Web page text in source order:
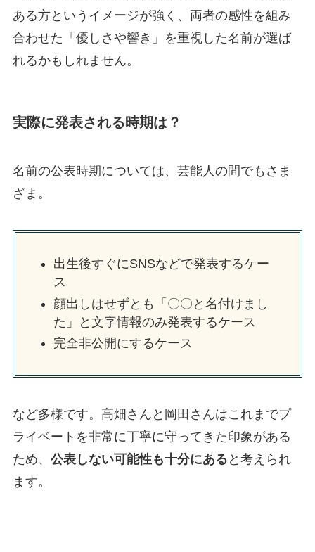
ある方というイメージが強く、両者の感性を組み
合わせた「優しさや響き」を重視した名前が選ば
れるかもしれません。
実際に発表される時期は？
名前の公表時期については、芸能人の間でもさま
ざま。
出生後すぐにSNSなどで発表するケー
ス
顔出しはせずとも「〇〇と名付けまし
た」と文字情報のみ発表するケース
完全非公開にするケース
など多様です。高畑さんと岡田さんはこれまでプ
ライベートを非常に丁寧に守ってきた印象がある
ため、 公表しない可能性も十分にある と考えられ
ます。